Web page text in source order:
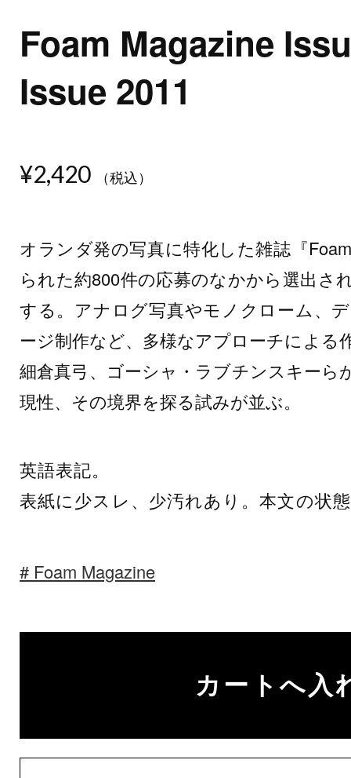
Foam Magazine
Issue 2011
¥2,420 （税込）
オランダ発の写真に特化した雑誌『
られた約800件の応募のなかから選出さ
する。アナログ写真やモノクローム、
ージ制作など、多様なアプローチによる
細倉真弓、ゴーシャ・ラブチンスキーら
現性、その境界を探る試みが並ぶ。
英語表記。
表紙に少スレ、少汚れあり。本文の状
Foam Magazine